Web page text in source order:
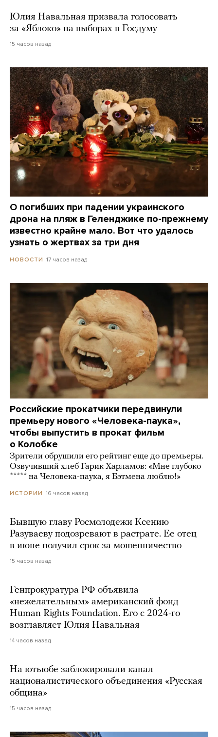
Юлия Навальная призвала голосовать
за «Яблоко» на выборах в Госдуму
15 часов назад
О погибших при падении украинского
дрона на пляж в Геленджике по-прежнему
известно крайне мало. Вот что удалось
узнать о жертвах за три дня
НОВОСТИ 17 часов назад
Российские прокатчики передвинули
премьеру нового «Человека-паука»,
чтобы выпустить в прокат фильм
о Колобке
Зрители обрушили его рейтинг еще до премьеры.
Озвучивший хлеб Гарик Харламов: «Мне глубоко
***** на Человека-паука, я Бэтмена люблю!»
ИСТОРИИ 16 часов назад
Бывшую главу Росмолодежи Ксению
Разуваеву подозревают в растрате. Ее отец
в июне получил срок за мошенничество
15 часов назад
Генпрокуратура РФ объявила
«нежелательным» американский фонд
Human Rights Foundation. Его с 2024-го
возглавляет Юлия Навальная
14 часов назад
На ютьюбе заблокировали канал
националистического объединения «Русская
община»
15 часов назад